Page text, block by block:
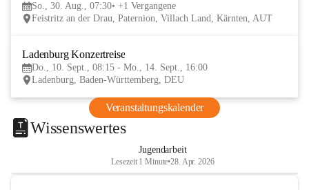
So., 30. Aug., 07:30 +1 Vergangene
Feistritz an der Drau, Paternion, Villach Land, Kärnten, AUT
Ladenburg Konzertreise
Do., 10. Sept., 08:15 - Mo., 14. Sept., 16:00
Ladenburg, Baden-Württemberg, DEU
Veranstaltungskalender
Wissenswertes
Jugendarbeit
Lesezeit 1 Minute•28. Apr. 2026